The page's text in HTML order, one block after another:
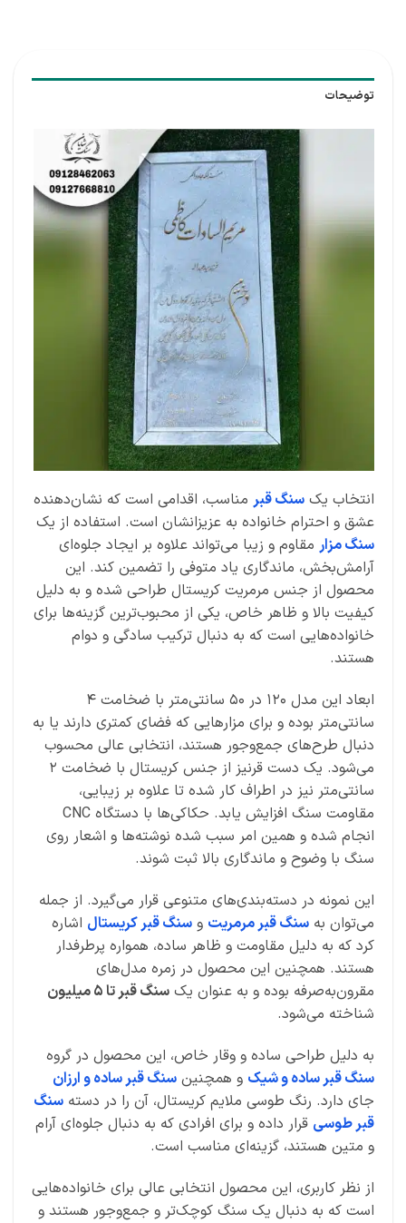
توضیحات
انتخاب یکسنگ قبرمناسب، اقدامی است که نشان‌دهنده
عشق و احترام خانواده به عزیزانشان است. استفاده از یک
سنگ مزارمقاوم و زیبا می‌تواند علاوه بر ایجاد جلوه‌ای
آرامش‌بخش، ماندگاری یاد متوفی را تضمین کند. این
محصول از جنس مرمریت کریستال طراحی شده و به دلیل
کیفیت بالا و ظاهر خاص، یکی از محبوب‌ترین گزینه‌ها برای
خانواده‌هایی است که به دنبال ترکیب سادگی و دوام
هستند.
ابعاد این مدل ۱۲۰ در ۵۰ سانتی‌متر با ضخامت ۴
سانتی‌متر بوده و برای مزارهایی که فضای کمتری دارند یا به
دنبال طرح‌های جمع‌وجور هستند، انتخابی عالی محسوب
می‌شود. یک دست قرنیز از جنس کریستال با ضخامت ۲
سانتی‌متر نیز در اطراف کار شده تا علاوه بر زیبایی،
مقاومت سنگ افزایش یابد. حکاکی‌ها با دستگاه CNC
انجام شده و همین امر سبب شده نوشته‌ها و اشعار روی
سنگ با وضوح و ماندگاری بالا ثبت شوند.
این نمونه در دسته‌بندی‌های متنوعی قرار می‌گیرد. از جمله
می‌توان بهسنگ قبر مرمریتو سنگ قبر کریستالاشاره
کرد که به دلیل مقاومت و ظاهر ساده، همواره پرطرفدار
هستند. همچنین این محصول در زمره مدل‌های
مقرون‌به‌صرفه بوده و به عنوان یکسنگ قبر تا 5 میلیون
شناخته می‌شود.
به دلیل طراحی ساده و وقار خاص، این محصول در گروه
سنگ قبر ساده و شیکو همچنینسنگ قبر ساده و ارزان
جای دارد. رنگ طوسی ملایم کریستال، آن را در دستهسنگ
قبر طوسیقرار داده و برای افرادی که به دنبال جلوه‌ای آرام
و متین هستند، گزینه‌ای مناسب است.
از نظر کاربری، این محصول انتخابی عالی برای خانواده‌هایی
است که به دنبال یک سنگ کوچک‌تر و جمع‌وجور هستند و